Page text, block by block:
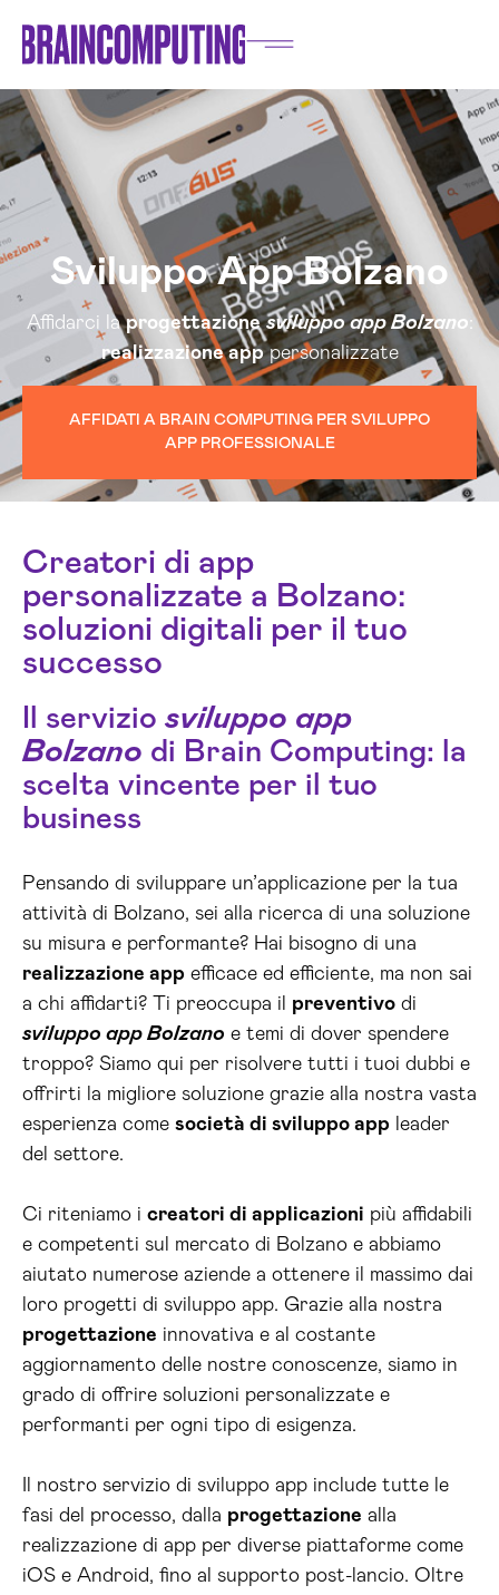
Sviluppo App Bolzano
Affidarci laprogettazione sviluppo app Bolzano:
realizzazione apppersonalizzate
AFFIDATI A BRAIN COMPUTING PER SVILUPPO
APP PROFESSIONALE
Creatori di app
personalizzate a Bolzano:
soluzioni digitali per il tuo
successo
Il servizio sviluppo app
Bolzano di Brain Computing: la
scelta vincente per il tuo
business
Pensando di sviluppare un’applicazione per la tua
attività di Bolzano, sei alla ricerca di una soluzione
su misura e performante? Hai bisogno di una
realizzazione app efficace ed efficiente, ma non sai
a chi affidarti? Ti preoccupa il preventivo di
sviluppo app Bolzano e temi di dover spendere
troppo? Siamo qui per risolvere tutti i tuoi dubbi e
offrirti la migliore soluzione grazie alla nostra vasta
esperienza come società di sviluppo app leader
del settore.
Ci riteniamo i creatori di applicazioni più affidabili
e competenti sul mercato di Bolzano e abbiamo
aiutato numerose aziende a ottenere il massimo dai
loro progetti di sviluppo app. Grazie alla nostra
progettazione innovativa e al costante
aggiornamento delle nostre conoscenze, siamo in
grado di offrire soluzioni personalizzate e
performanti per ogni tipo di esigenza.
Il nostro servizio di sviluppo app include tutte le
fasi del processo, dalla progettazione alla
realizzazione di app per diverse piattaforme come
iOS e Android, fino al supporto post-lancio. Oltre